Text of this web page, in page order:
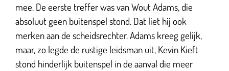
mee. De eerste treffer was van Wout Adams, die
absoluut geen buitenspel stond. Dat liet hij ook
merken aan de scheidsrechter. Adams kreeg gelijk,
maar, zo legde de rustige leidsman uit, Kevin Kieft
stond hinderlijk buitenspel in de aanval die meer